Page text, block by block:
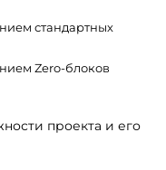
стандартных
Zero-блоков
проекта и его